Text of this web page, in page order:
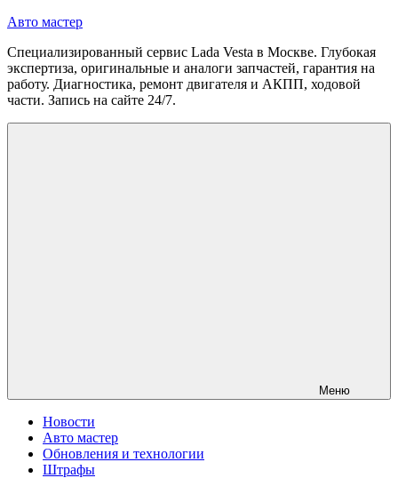
Перейти
содержимому
Авто мастер
Специализированный сервис Lada Vesta в Москве. Глубокая
экспертиза, оригинальные и аналоги запчастей, гарантия на
работу. Диагностика, ремонт двигателя и АКПП, ходовой
части. Запись на сайте 24/7.
Меню
Новости
Авто мастер
Обновления и технологии
Штрафы